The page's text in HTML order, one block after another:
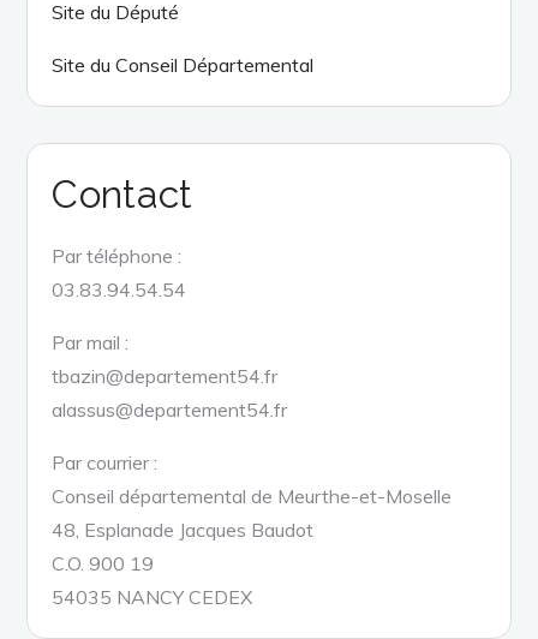
Site du Député
Site du Conseil Départemental
Contact
Par téléphone :
03.83.94.54.54
Par mail :
tbazin@departement54.fr
alassus@departement54.fr
Par courrier :
Conseil départemental de Meurthe-et-Moselle
48, Esplanade Jacques Baudot
C.O. 900 19
54035 NANCY CEDEX